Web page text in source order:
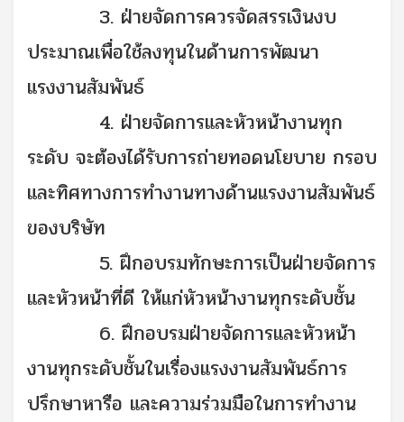
3. ฝ่ายจัดการควรจัดสรรเงินงบ
ประมาณเพื่อใช้ลงทุนในด้านการพัฒนา
แรงงานสัมพันธ์
4. ฝ่ายจัดการและหัวหน้างานทุก
ระดับ จะต้องได้รับการถ่ายทอดนโยบาย กรอบ
และทิศทางการทำงานทางด้านแรงงานสัมพันธ์
ของบริษัท
5. ฝึกอบรมทักษะการเป็นฝ่ายจัดการ
และหัวหน้าที่ดี ให้แก่หัวหน้างานทุกระดับชั้น
6. ฝึกอบรมฝ่ายจัดการและหัวหน้า
งานทุกระดับชั้นในเรื่องแรงงานสัมพันธ์การ
ปรึกษาหารือ และความร่วมมือในการทำงาน